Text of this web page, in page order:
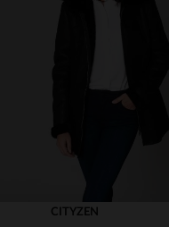
48
CITYZEN